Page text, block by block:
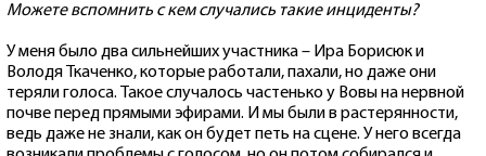
Можете вспомнить с кем случались такие инциденты?
У меня было два сильнейших участника – Ира Борисюк и
Володя Ткаченко, которые работали, пахали, но даже они
теряли голоса. Такое случалось частенько у Вовы на нервной
почве перед прямыми эфирами. И мы были в растерянности,
ведь даже не знали, как он будет петь на сцене. У него всегда